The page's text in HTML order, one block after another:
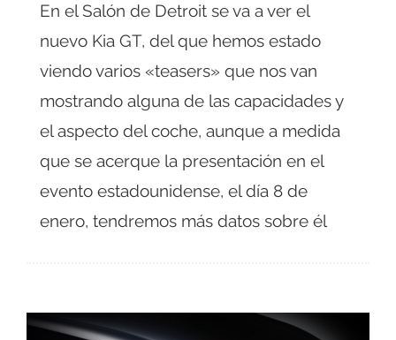
En el Salón de Detroit se va a ver el
nuevo Kia GT, del que hemos estado
viendo varios «teasers» que nos van
mostrando alguna de las capacidades y
el aspecto del coche, aunque a medida
que se acerque la presentación en el
evento estadounidense, el día 8 de
enero, tendremos más datos sobre él